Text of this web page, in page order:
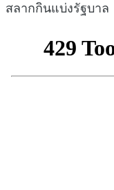
สลากกินแบ่งรัฐบาล